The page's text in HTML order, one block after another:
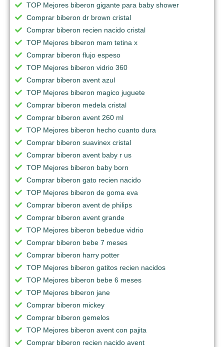
TOP Mejores biberon gigante para baby shower
Comprar biberon dr brown cristal
Comprar biberon recien nacido cristal
TOP Mejores biberon mam tetina x
Comprar biberon flujo espeso
TOP Mejores biberon vidrio 360
Comprar biberon avent azul
TOP Mejores biberon magico juguete
Comprar biberon medela cristal
Comprar biberon avent 260 ml
TOP Mejores biberon hecho cuanto dura
Comprar biberon suavinex cristal
Comprar biberon avent baby r us
TOP Mejores biberon baby born
Comprar biberon gato recien nacido
TOP Mejores biberon de goma eva
Comprar biberon avent de philips
Comprar biberon avent grande
TOP Mejores biberon bebedue vidrio
Comprar biberon bebe 7 meses
Comprar biberon harry potter
TOP Mejores biberon gatitos recien nacidos
TOP Mejores biberon bebe 6 meses
TOP Mejores biberon jane
Comprar biberon mickey
Comprar biberon gemelos
TOP Mejores biberon avent con pajita
Comprar biberon recien nacido avent